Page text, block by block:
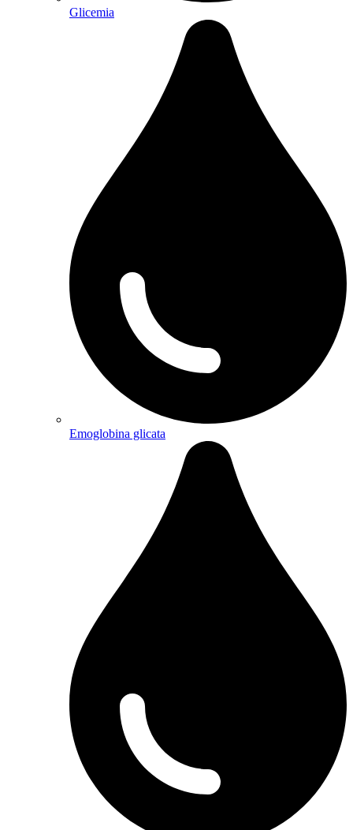
Glicemia
Emoglobina glicata